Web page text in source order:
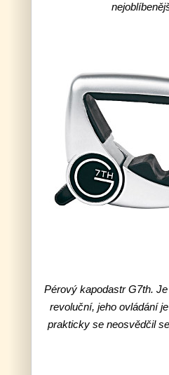
Pérový kapodastr G7th.
revoluční, jeho ovládání
prakticky se neosvědčil